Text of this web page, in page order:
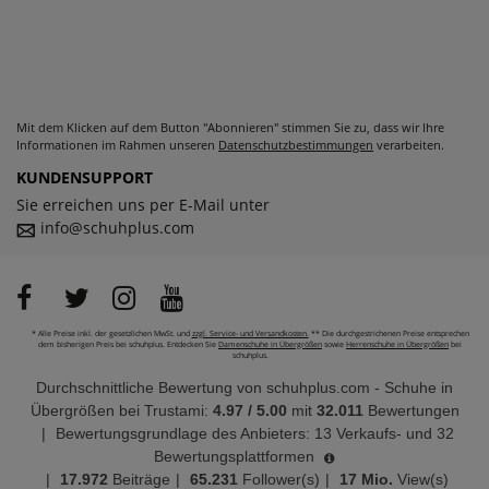
Mit dem Klicken auf dem Button "Abonnieren" stimmen Sie zu, dass wir Ihre
Informationen im Rahmen unseren Datenschutzbestimmungen verarbeiten.
KUNDENSUPPORT
Sie erreichen uns per E-Mail unter
info@schuhplus.com
* Alle Preise inkl. der gesetzlichen MwSt. und zzgl. Service- und Versandkosten. ** Die durchgestrichenen Preise entsprechen
dem bisherigen Preis bei schuhplus. Entdecken Sie Damenschuhe in Übergrößen sowie Herrenschuhe in Übergrößen bei
schuhplus.
Durchschnittliche Bewertung von schuhplus.com - Schuhe in
Übergrößen bei Trustami: 4.97 / 5.00 mit 32.011 Bewertungen
|
Bewertungsgrundlage des Anbieters: 13 Verkaufs- und 32
Bewertungsplattformen
|
17.972 Beiträge | 65.231 Follower(s) | 17 Mio. View(s)